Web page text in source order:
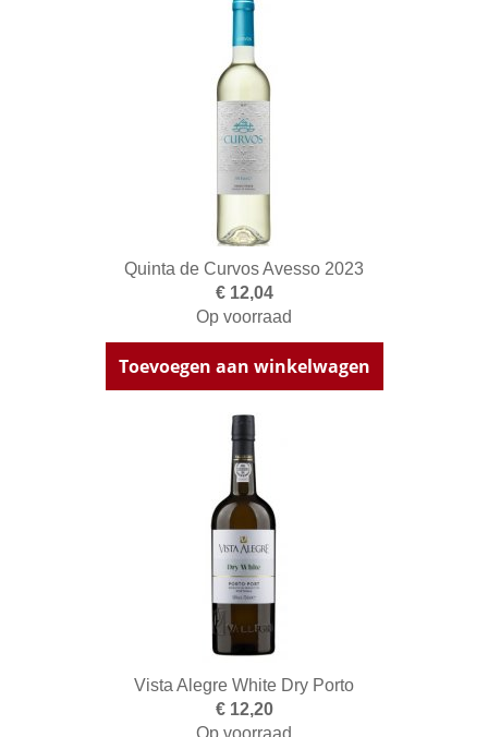
Quinta de Curvos Avesso 2023
€ 12,04
Op voorraad
Toevoegen aan winkelwagen
Vista Alegre White Dry Porto
€ 12,20
Op voorraad